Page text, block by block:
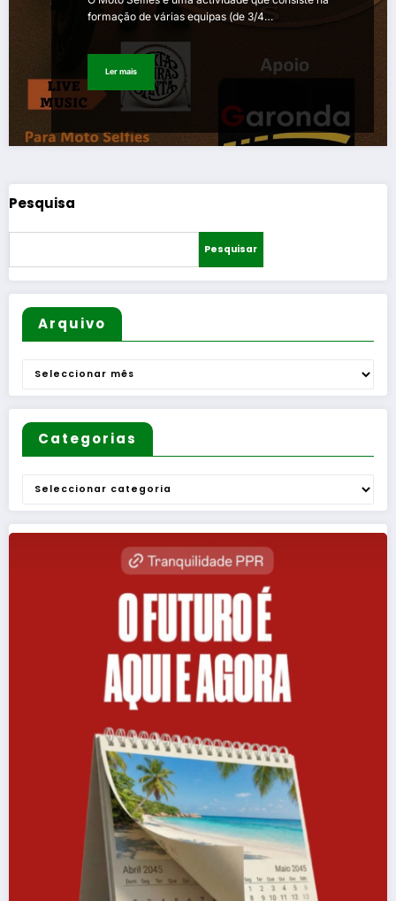
formação de várias equipas (de 3/4…
Ler mais
Pesquisa
Pesquisar
Arquivo
Arquivo
Categorias
Categorias